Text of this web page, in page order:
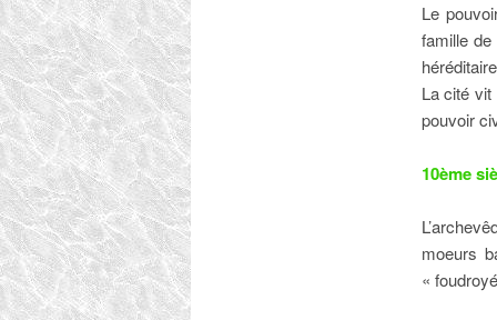
Le
famille
La cité vit
pouvoir
10ème
moeurs
«